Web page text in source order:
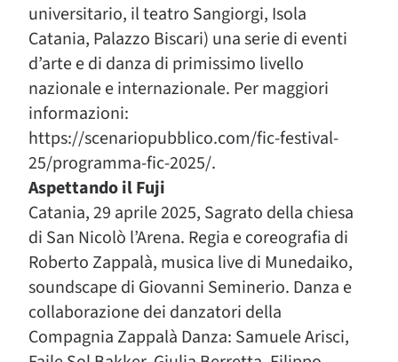
universitario, il teatro Sangiorgi, Isola
Catania, Palazzo Biscari) una serie di eventi
d’arte e di danza di primissimo livello
nazionale e internazionale. Per maggiori
informazioni:
https://scenariopubblico.com/fic-festival-
25/programma-fic-2025/.
Aspettando il Fuji
Catania, 29 aprile 2025, Sagrato della chiesa
di San Nicolò l’Arena. Regia e coreografia di
Roberto Zappalà, musica live di Munedaiko,
soundscape di Giovanni Seminerio. Danza e
collaborazione dei danzatori della
Compagnia Zappalà Danza: Samuele Arisci,